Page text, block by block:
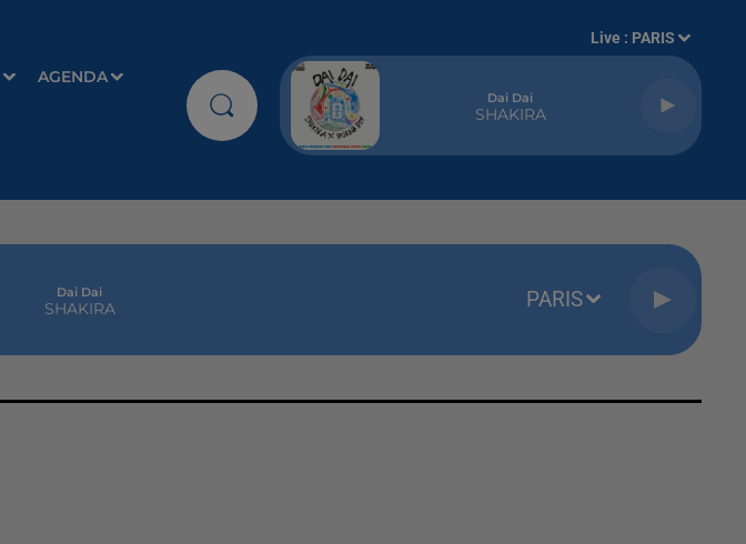
AGENDA
Live : PARIS
Dai Dai
SHAKIRA
Dai Dai
SHAKIRA PARIS